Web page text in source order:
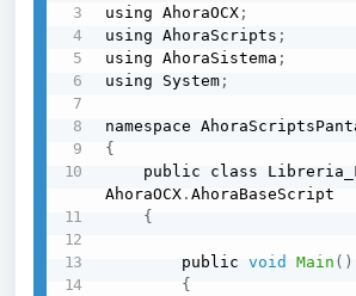
using AhoraOCX ;
using AhoraScripts ;
using AhoraSistema ;
using System ;
{
public class
AhoraOCX .AhoraBaseScript
{
        public
void Main ( )
{